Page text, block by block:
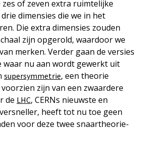
of zeven extra ruimtelijke
dimensies die we in het
Die extra dimensies zouden
zijn opgerold, waardoor we
merken. Verder gaan de versies
waar nu aan wordt gewerkt uit
supersymmetrie, een theorie
zijn van een zwaardere
de LHC, CERNs nieuwste en
heeft tot nu toe geen
voor deze twee snaartheorie-